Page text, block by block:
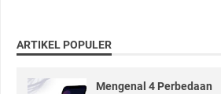
ARTIKEL POPULER
Mengenal 4 Perbedaan